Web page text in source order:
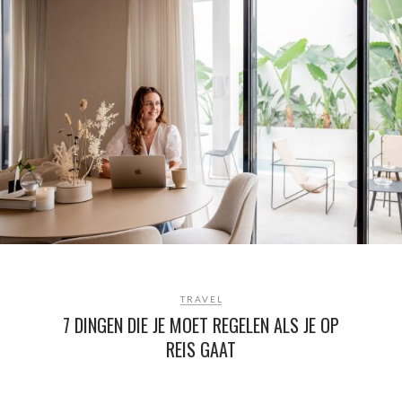
TRAVEL
7 DINGEN DIE JE MOET REGELEN ALS JE OP
REIS GAAT